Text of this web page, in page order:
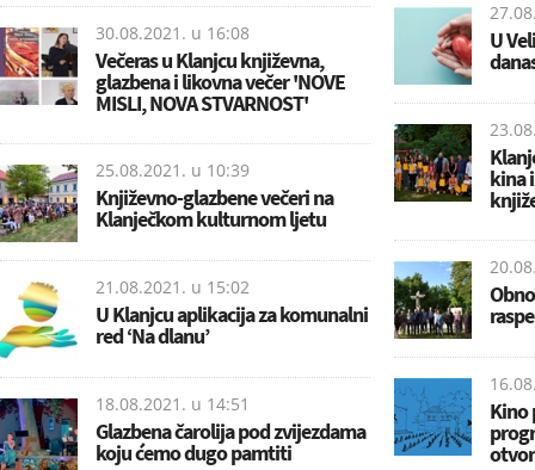
30.08.2021. u 16:08
Večeras u Klanjcu književna,
glazbena i likovna večer 'NOVE
MISLI, NOVA STVARNOST'
25.08.2021. u 10:39
Književno-glazbene večeri na
Klanječkom kulturnom ljetu
21.08.2021. u 15:02
U Klanjcu aplikacija za komunalni
red ‘Na dlanu’
18.08.2021. u 14:51
Glazbena čarolija pod zvijezdama
koju ćemo dugo pamtiti
U
kina
Kino